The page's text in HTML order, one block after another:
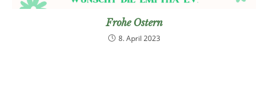
Frohe Ostern
8. April 2023